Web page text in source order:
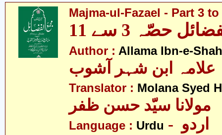
Majma-ul-Fazael - Part 3 to
حصّہ 3 سے 11
Author : Allama Ibn-e-
علامہ ابن شہر آشوب
Translator : Molana Syed
مولانا سیّد حسن ظفر
Language : Urdu